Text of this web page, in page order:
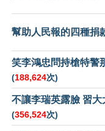
幫助人民報的四種捐
笑李鴻忠問持槍特警
(188,624次)
不讓李瑞英露臉 習
(356,524次)